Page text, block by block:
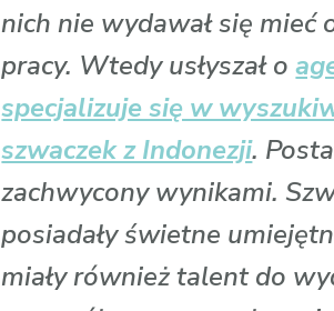
nich nie wydawał się
pracy. Wtedy usłyszał o
specjalizuje się w
szwaczek z Indonezji.
zachwycony wynikami.
posiadały świetne
miały również talent do